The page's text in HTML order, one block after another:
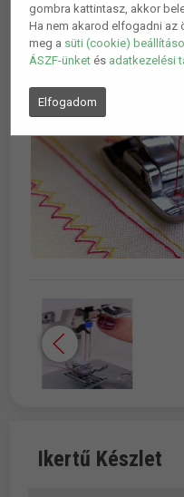
gombra kattintasz, akkor
Ha nem akarod elfogadni
meg a süti (cookie)
ÁSZF-ünket és adatkezelési
Elfogadom
Ikertű Készlet